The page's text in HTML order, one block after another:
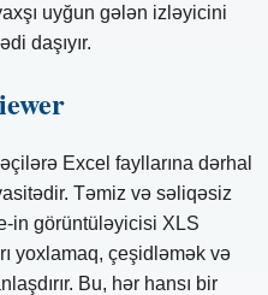
uyğun gələn izləyicini
daşıyır.
Excel fayllarına dərhal
Təmiz və səliqəsiz
in görüntüləyicisi XLS
yoxlamaq, çeşidləmək və
Bu, hər hansı bir